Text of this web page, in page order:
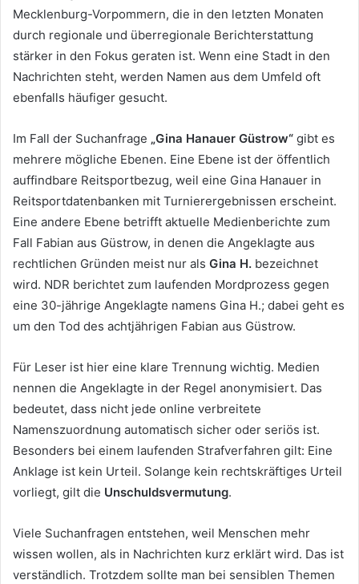
Mecklenburg-Vorpommern, die in den letzten Monaten
durch regionale und überregionale Berichterstattung
stärker in den Fokus geraten ist. Wenn eine Stadt in den
Nachrichten steht, werden Namen aus dem Umfeld oft
ebenfalls häufiger gesucht.
Im Fall der Suchanfrage „Gina Hanauer Güstrow“ gibt es
mehrere mögliche Ebenen. Eine Ebene ist der öffentlich
auffindbare Reitsportbezug, weil eine Gina Hanauer in
Reitsportdatenbanken mit Turnierergebnissen erscheint.
Eine andere Ebene betrifft aktuelle Medienberichte zum
Fall Fabian aus Güstrow, in denen die Angeklagte aus
rechtlichen Gründen meist nur als Gina H. bezeichnet
wird. NDR berichtet zum laufenden Mordprozess gegen
eine 30-jährige Angeklagte namens Gina H.; dabei geht es
um den Tod des achtjährigen Fabian aus Güstrow.
Für Leser ist hier eine klare Trennung wichtig. Medien
nennen die Angeklagte in der Regel anonymisiert. Das
bedeutet, dass nicht jede online verbreitete
Namenszuordnung automatisch sicher oder seriös ist.
Besonders bei einem laufenden Strafverfahren gilt: Eine
Anklage ist kein Urteil. Solange kein rechtskräftiges Urteil
vorliegt, gilt die Unschuldsvermutung.
Viele Suchanfragen entstehen, weil Menschen mehr
wissen wollen, als in Nachrichten kurz erklärt wird. Das ist
verständlich. Trotzdem sollte man bei sensiblen Themen